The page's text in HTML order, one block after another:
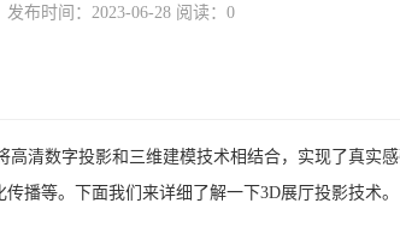
发布时间：2023-06-28 阅读：0
清数字投影和三维建模技术相结合，实现了真实
播等。下面我们来详细了解一下3D展厅投影技术。